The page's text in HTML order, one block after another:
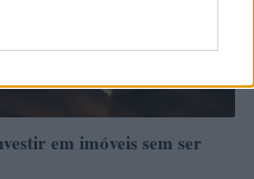
em imóveis sem ser